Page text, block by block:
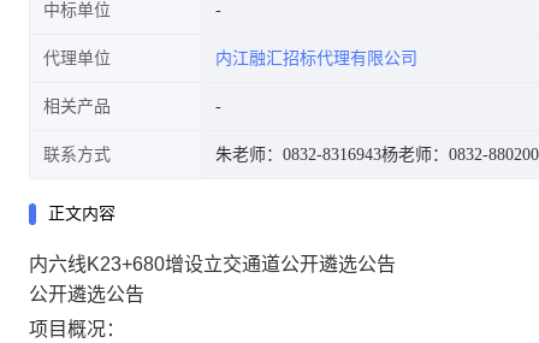
中标单位
代理单位 内江融汇招标代理有限公司
相关产品
联系方式 朱老师：0832-8316943杨老师：0832-
正文内容
内六线K23+680增设立交通道公开遴选公告
公开遴选公告
项目概况：